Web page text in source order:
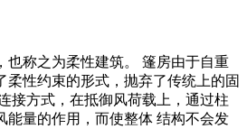
也称之为柔性建筑。 篷房由于自重
柔性约束的形式，抛弃了传统上的固
接方式，在抵御风荷载上，通过柱
能量的作用，而使整体 结构不会发